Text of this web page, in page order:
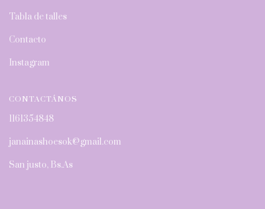
Tabla de talles
Contacto
Instagram
CONTACTÁNOS
1161354848
janainashoesok@gmail.com
San justo, Bs.As